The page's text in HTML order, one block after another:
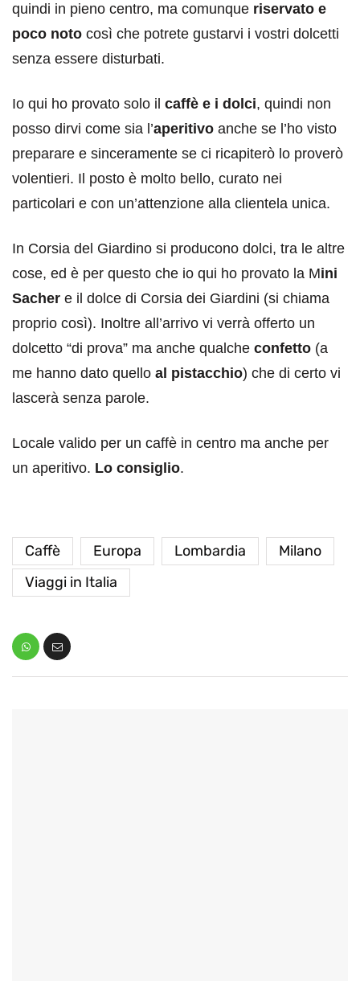
quindi in pieno centro, ma comunque riservato e
poco noto così che potrete gustarvi i vostri dolcetti
senza essere disturbati.
Io qui ho provato solo il caffè e i dolci, quindi non
posso dirvi come sia l’aperitivo anche se l’ho visto
preparare e sinceramente se ci ricapiterò lo proverò
volentieri. Il posto è molto bello, curato nei
particolari e con un’attenzione alla clientela unica.
In Corsia del Giardino si producono dolci, tra le altre
cose, ed è per questo che io qui ho provato la Mini
Sacher e il dolce di Corsia dei Giardini (si chiama
proprio così). Inoltre all’arrivo vi verrà offerto un
dolcetto “di prova” ma anche qualche confetto (a
me hanno dato quello al pistacchio) che di certo vi
lascerà senza parole.
Locale valido per un caffè in centro ma anche per
un aperitivo. Lo consiglio.
Caffè Europa Lombardia
Milano
Viaggi in Italia